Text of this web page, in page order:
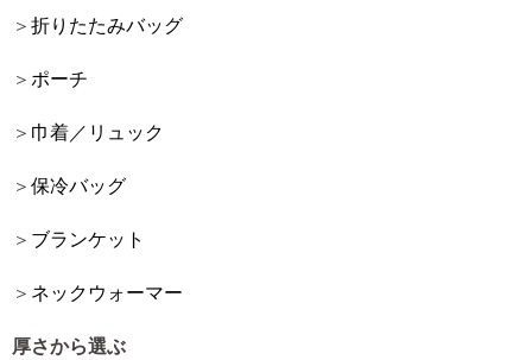
折りたたみバッグ
ポーチ
巾着／リュック
保冷バッグ
ブランケット
ネックウォーマー
厚さから選ぶ